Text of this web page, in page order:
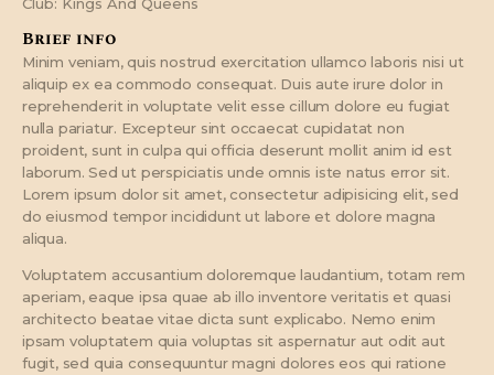
Club: Kings And Queens
Brief info
Minim veniam, quis nostrud exercitation ullamco laboris nisi ut
aliquip ex ea commodo consequat. Duis aute irure dolor in
reprehenderit in voluptate velit esse cillum dolore eu fugiat
nulla pariatur. Excepteur sint occaecat cupidatat non
proident, sunt in culpa qui officia deserunt mollit anim id est
laborum. Sed ut perspiciatis unde omnis iste natus error sit.
Lorem ipsum dolor sit amet, consectetur adipisicing elit, sed
do eiusmod tempor incididunt ut labore et dolore magna
aliqua.
Voluptatem accusantium doloremque laudantium, totam rem
aperiam, eaque ipsa quae ab illo inventore veritatis et quasi
architecto beatae vitae dicta sunt explicabo. Nemo enim
ipsam voluptatem quia voluptas sit aspernatur aut odit aut
fugit, sed quia consequuntur magni dolores eos qui ratione